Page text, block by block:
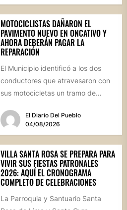
MOTOCICLISTAS DAÑARON EL
PAVIMENTO NUEVO EN ONCATIVO Y
AHORA DEBERÁN PAGAR LA
REPARACIÓN
El Municipio identificó a los dos
conductores que atravesaron con
sus motocicletas un tramo de
calle...
El Diario Del Pueblo
04/08/2026
VILLA SANTA ROSA SE PREPARA PARA
VIVIR SUS FIESTAS PATRONALES
2026: AQUÍ EL CRONOGRAMA
COMPLETO DE CELEBRACIONES
La Parroquia y Santuario Santa